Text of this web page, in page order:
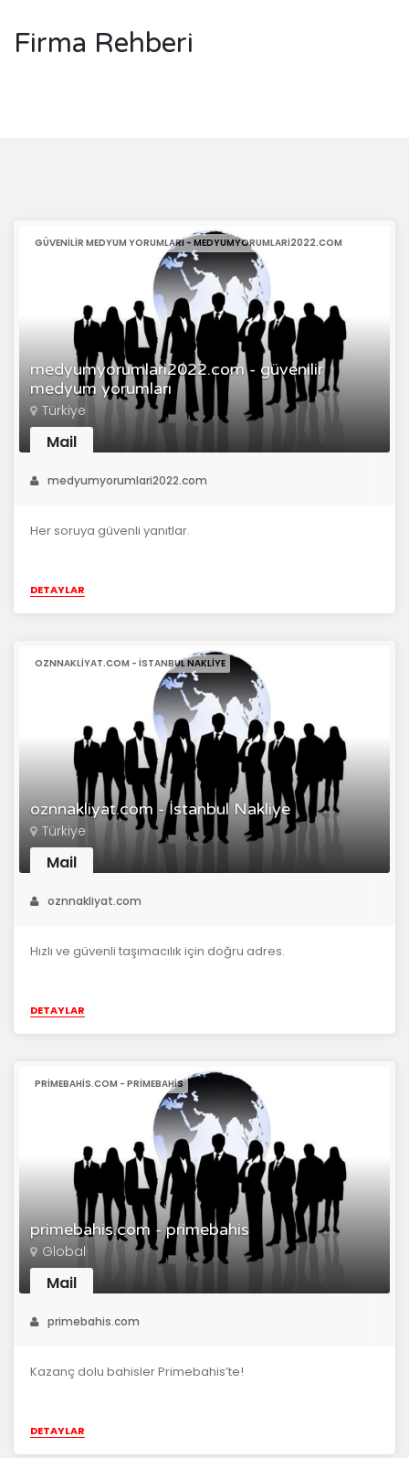
Firma Rehberi
medyumyorumlari2022.com - güvenilir
medyum yorumları
GÜVENILIR MEDYUM YORUMLARI - MEDYUMYORUMLARI2022.COM
Türkiye
Mail
medyumyorumlari2022.com
Her soruya güvenli yanıtlar.
DETAYLAR
oznnakliyat.com - İstanbul Nakliye
OZNNAKLIYAT.COM - İSTANBUL NAKLIYE
Türkiye
Mail
oznnakliyat.com
Hızlı ve güvenli taşımacılık için doğru adres.
DETAYLAR
primebahis.com - primebahis
PRIMEBAHIS.COM - PRIMEBAHIS
Global
Mail
primebahis.com
Kazanç dolu bahisler Primebahis’te!
DETAYLAR